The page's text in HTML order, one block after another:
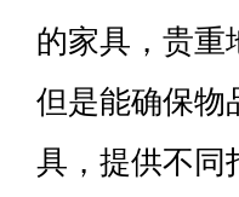
的家具，贵重
但是能确保物
具，提供不同